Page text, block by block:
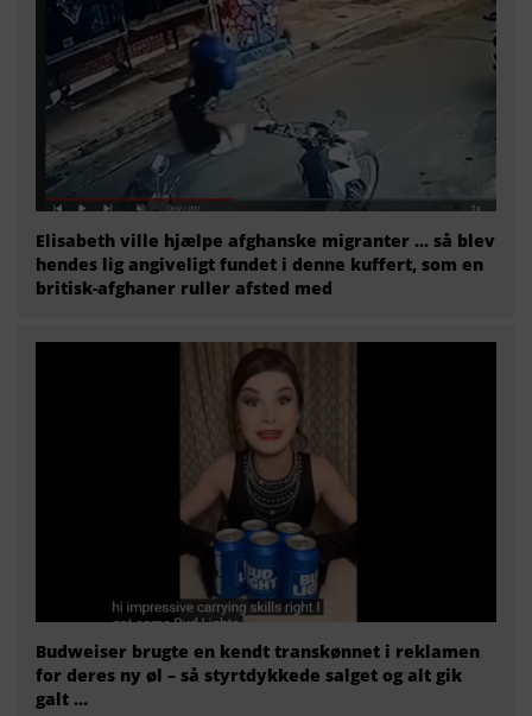
Elisabeth ville hjælpe afghanske migranter … så blev
hendes lig angiveligt fundet i denne kuffert, som en
britisk-afghaner ruller afsted med
Budweiser brugte en kendt transkønnet i reklamen
for deres ny øl – så styrtdykkede salget og alt gik
galt …